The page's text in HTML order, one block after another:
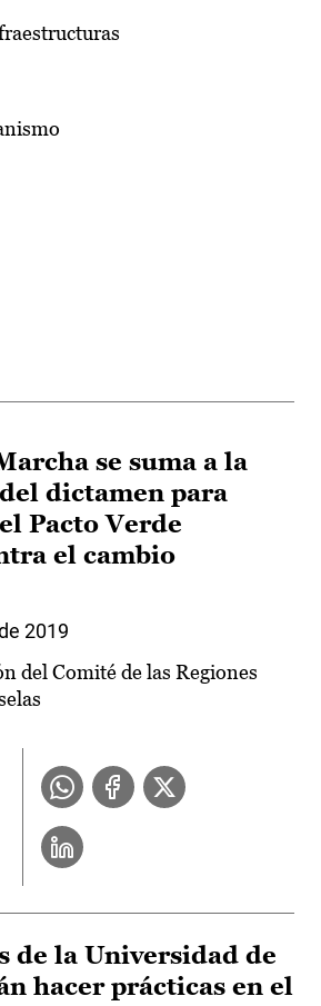
se suma a la
dictamen para
Pacto Verde
el cambio
2019
del Comité de las Regiones
de la Universidad de
hacer prácticas en el